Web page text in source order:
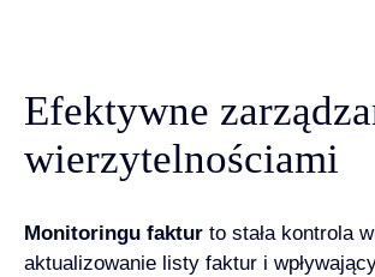
Efektywne
wierzytelnościami
Monitoringu faktur to stała kontrola
aktualizowanie listy faktur i